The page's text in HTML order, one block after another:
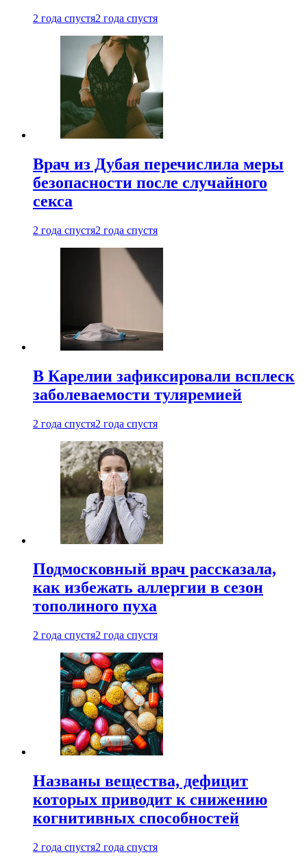
2 года спустя2 года спустя
Врач из Дубая перечислила меры
безопасности после случайного
секса
2 года спустя2 года спустя
В Карелии зафиксировали всплеск
заболеваемости туляремией
2 года спустя2 года спустя
Подмосковный врач рассказала,
как избежать аллергии в сезон
тополиного пуха
2 года спустя2 года спустя
Названы вещества, дефицит
которых приводит к снижению
когнитивных способностей
2 года спустя2 года спустя